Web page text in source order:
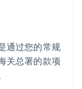
通过您的常规
关总署的款项